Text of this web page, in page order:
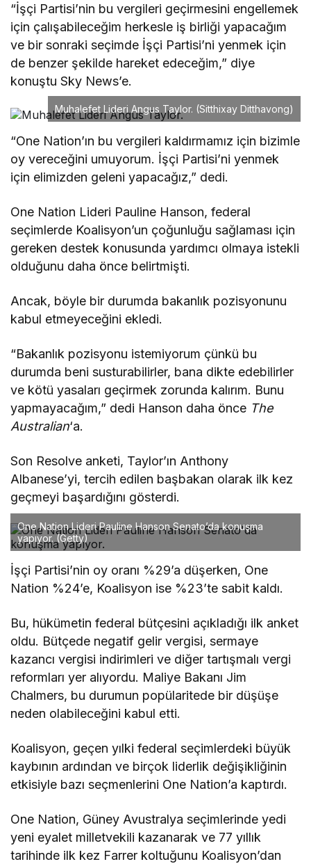
“İşçi Partisi’nin bu vergileri geçirmesini engellemek
için çalışabileceğim herkesle iş birliği yapacağım
ve bir sonraki seçimde İşçi Partisi’ni yenmek için
de benzer şekilde hareket edeceğim,” diye
konuştu Sky News’e.
Muhalefet Lideri Angus Taylor. (Sitthixay Ditthavong)
“One Nation’ın bu vergileri kaldırmamız için bizimle
oy vereceğini umuyorum. İşçi Partisi’ni yenmek
için elimizden geleni yapacağız,” dedi.
One Nation Lideri Pauline Hanson, federal
seçimlerde Koalisyon’un çoğunluğu sağlaması için
gereken destek konusunda yardımcı olmaya istekli
olduğunu daha önce belirtmişti.
Ancak, böyle bir durumda bakanlık pozisyonunu
kabul etmeyeceğini ekledi.
“Bakanlık pozisyonu istemiyorum çünkü bu
durumda beni susturabilirler, bana dikte edebilirler
ve kötü yasaları geçirmek zorunda kalırım. Bunu
yapmayacağım,” dedi Hanson daha önce The
Australian‘a.
Son Resolve anketi, Taylor’ın Anthony
Albanese’yi, tercih edilen başbakan olarak ilk kez
geçmeyi başardığını gösterdi.
One Nation Lideri Pauline Hanson Senato’da konuşma
yapıyor. (Getty)
İşçi Partisi’nin oy oranı %29’a düşerken, One
Nation %24’e, Koalisyon ise %23’te sabit kaldı.
Bu, hükümetin federal bütçesini açıkladığı ilk anket
oldu. Bütçede negatif gelir vergisi, sermaye
kazancı vergisi indirimleri ve diğer tartışmalı vergi
reformları yer alıyordu. Maliye Bakanı Jim
Chalmers, bu durumun popülaritede bir düşüşe
neden olabileceğini kabul etti.
Koalisyon, geçen yılki federal seçimlerdeki büyük
kaybının ardından ve birçok liderlik değişikliğinin
etkisiyle bazı seçmenlerini One Nation’a kaptırdı.
One Nation, Güney Avustralya seçimlerinde yedi
yeni eyalet milletvekili kazanarak ve 77 yıllık
tarihinde ilk kez Farrer koltuğunu Koalisyon’dan